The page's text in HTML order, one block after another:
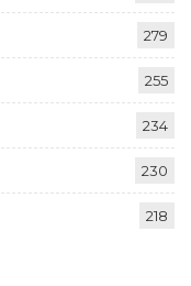
279
255
234
230
218